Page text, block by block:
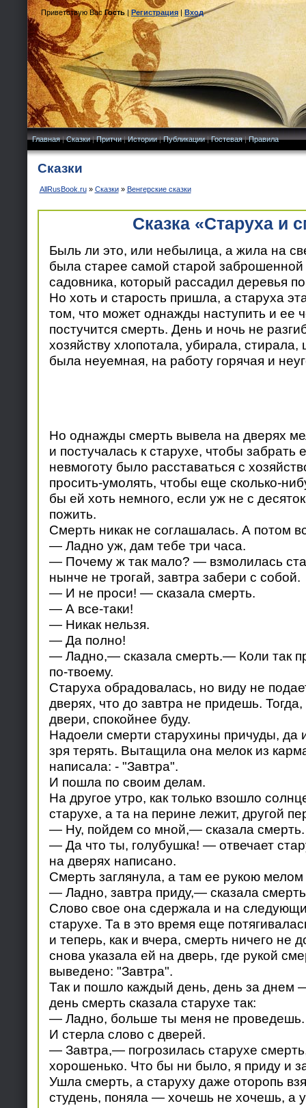
Приветствую Вас Гость|Регистрация|Вход
Главная|Сказки|Притчи|Истории|Публикации|Гостевая|Правила
Сказки
AllRusBook.ru» Сказки» Венгерские сказки
Сказка «Старуха и
Быль ли это, или небылица, а жила на
была старее самой старой заброшенной
садовника, который рассадил деревья
Но хоть и старость пришла, а старуха
том, что может однажды наступить и ее
постучится смерть. День и ночь не
хозяйству хлопотала, убирала,
была неуемная, на работу горячая и
Но однажды смерть вывела на дверях
и постучалась к старухе, чтобы забрать
невмоготу было расставаться с
просить-умолять, чтобы еще сколько-
бы ей хоть немного, если уж не с
пожить.
Смерть никак не соглашалась. А потом
— Ладно уж, дам тебе три часа.
— Почему ж так мало? — взмолилась
нынче не трогай, завтра забери с собой.
— И не проси! — сказала смерть.
— А все-таки!
— Никак нельзя.
— Да полно!
— Ладно,— сказала смерть.— Коли так
по-твоему.
Старуха обрадовалась, но виду не
дверях, что до завтра не придешь.
двери, спокойнее буду.
Надоели смерти старухины причуды, да
зря терять. Вытащила она мелок из
написала: - "Завтра".
И пошла по своим делам.
На другое утро, как только взошло
старухе, а та на перине лежит, другой
— Ну, пойдем со мной,— сказала смерть.
— Да что ты, голубушка! — отвечает
на дверях написано.
Смерть заглянула, а там ее рукою
— Ладно, завтра приду,— сказала
Слово свое она сдержала и на
старухе. Та в это время еще
и теперь, как и вчера, смерть ничего не
снова указала ей на дверь, где рукой
выведено: "Завтра".
Так и пошло каждый день, день за днем
день смерть сказала старухе так:
— Ладно, больше ты меня не проведешь.
И стерла слово с дверей.
— Завтра,— погрозилась старухе
хорошенько. Что бы ни было, я приду и
Ушла смерть, а старуху даже оторопь
студень, поняла — хочешь не хочешь, а